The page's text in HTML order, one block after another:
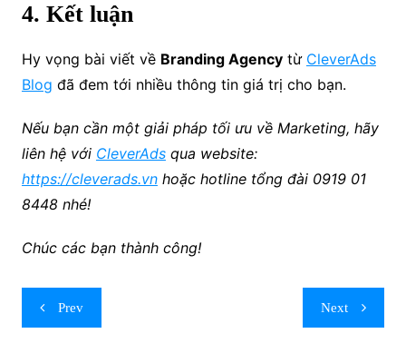
4. Kết luận
Hy vọng bài viết về Branding Agencytừ CleverAds
Blog đã đem tới nhiều thông tin giá trị cho bạn.
Nếu bạn cần một giải pháp tối ưu về Marketing, hãy
liên hệ với CleverAdsqua website:
https://cleverads.vnhoặc hotline tổng đài 0919 01
8448 nhé!
Chúc các bạn thành công!
Post
navigation
Prev Next